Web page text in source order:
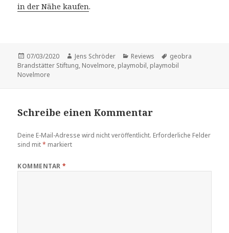
in der Nähe kaufen.
Veröffentlicht
am
07/03/2020 Autor
Jens Schröder Kategorien
Reviews Schlagwörter
geobra
Brandstätter Stiftung, Novelmore, playmobil, playmobil
Novelmore
Schreibe einen Kommentar
Deine E-Mail-Adresse wird nicht veröffentlicht. Erforderliche Felder
sind mit* markiert
KOMMENTAR*